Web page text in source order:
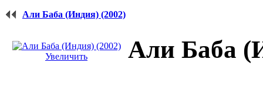
Али Баба (Индия) (2002)
Увеличить Али Баба